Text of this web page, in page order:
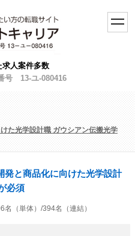
toggle
求人案件多数
号 13-ユ-080416
た光学設計職 ガウシアン伝搬光学
発と商品化に向けた光学設計
必須
名（単体）/394名（連結）